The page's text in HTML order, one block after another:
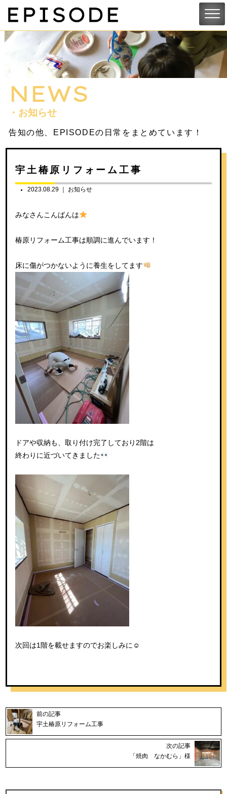
NEWS
・お知らせ
告知の他、EPISODEの日常をまとめています！
宇土椿原リフォーム工事
2023.08.29 ｜ お知らせ
みなさんこんばんは
椿原リフォーム工事は順調に進んでいます！
床に傷がつかないように養生をしてます
ドアや収納も、取り付け完了しており2階は
終わりに近づいてきました
次回は1階を載せますのでお楽しみに☺︎
前の記事
宇土椿原リフォーム工事
次の記事
「焼肉 なかむら」様